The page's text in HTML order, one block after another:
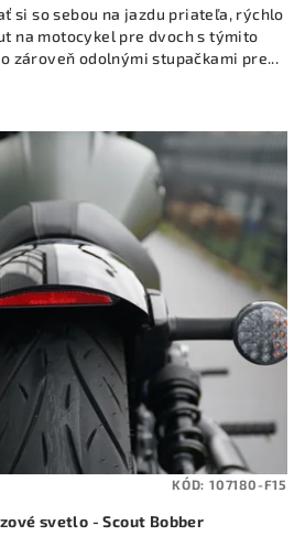
si so sebou na jazdu priateľa, rýchlo
na motocykel pre dvoch s týmito
zároveň odolnými stupačkami pre...
svetlo - Scout Bobber
KÓD: 107180-F15